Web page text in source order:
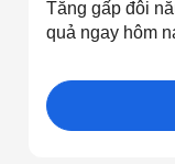
Tăng gấp đôi
quả ngay hôm